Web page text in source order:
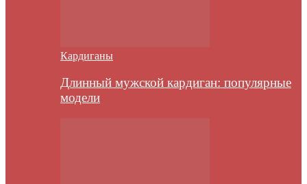
Кардиганы
Длинный мужской кардиган: популярные
модели